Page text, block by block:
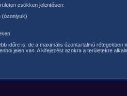
csökken jelentősen:
(ózonlyuk)
időre is, de a maximális ózontartalmú
jelen van. A kifejezést azokra a területekre